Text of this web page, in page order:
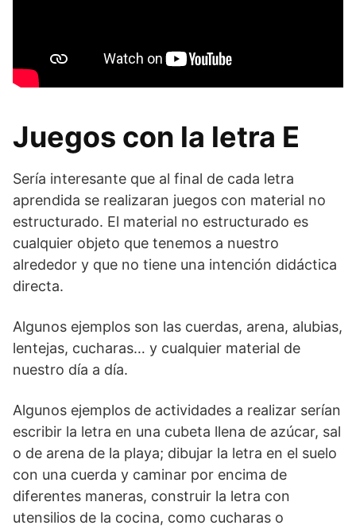
Juegos con la letra E
Sería interesante que al final de cada letra
aprendida se realizaran juegos con material no
estructurado. El material no estructurado es
cualquier objeto que tenemos a nuestro
alrededor y que no tiene una intención didáctica
directa.
Algunos ejemplos son las cuerdas, arena, alubias,
lentejas, cucharas… y cualquier material de
nuestro día a día.
Algunos ejemplos de actividades a realizar serían
escribir la letra en una cubeta llena de azúcar, sal
o de arena de la playa; dibujar la letra en el suelo
con una cuerda y caminar por encima de
diferentes maneras, construir la letra con
utensilios de la cocina, como cucharas o